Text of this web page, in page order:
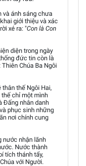
và ánh sáng chưa
giới thiệu và xác
xé ra: "Con là Con
diện trong ngày
đức tin còn là
Chúa Ba Ngôi
thế Ngôi Hai,
chỉ một mình
Đấng nhân danh
phục sinh những
nơi chính cung
nước nhận lãnh
Nước thành
tích thánh tẩy,
với Người.